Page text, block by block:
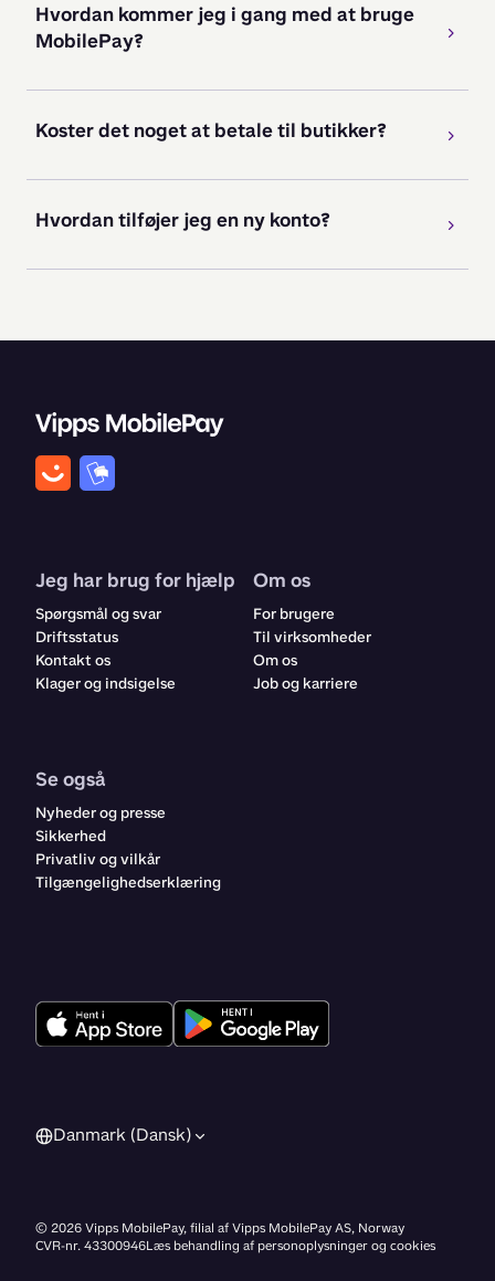
Hvordan kommer jeg i gang med at bruge
MobilePay?
Koster det noget at betale til butikker?
Hvordan tilføjer jeg en ny konto?
Jeg har brug for hjælp
Spørgsmål og svar
Driftsstatus
Kontakt os
Klager og indsigelse
Om os
For brugere
Til virksomheder
Om os
Job og karriere
Se også
Nyheder og presse
Sikkerhed
Privatliv og vilkår
Tilgængelighedserklæring
Danmark (Dansk)
©2026Vipps MobilePay, filial af Vipps MobilePay AS, Norway
CVR-nr. 43300946Læs behandling af personoplysninger og cookies